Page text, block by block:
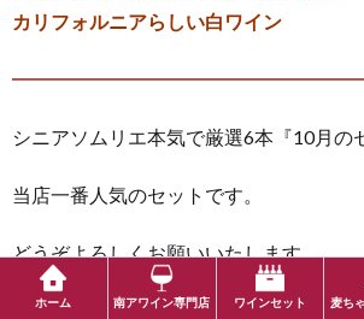
カリフォルニアらしい白ワイン
シニアソムリエ本気で厳選6本『10月の
当店一番人気のセットです。
どうぞよろしくお願いいたします。
最後までご覧頂きありがとうございま
ホーム 南アワイン専門店 ワインセット 麦ち